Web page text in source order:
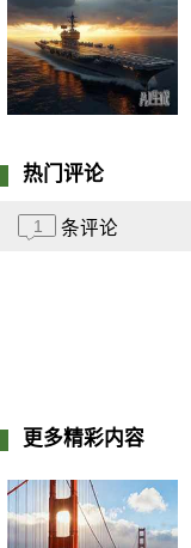
热门评论
1 条评论
更多精彩内容